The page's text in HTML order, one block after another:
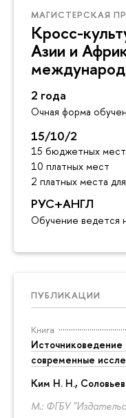
МАГИСТЕРСКАЯ
Кросс-
Азии и
2 года
Очная форма
15/10/2
15 бюджетных мест
10 платных мест
2 платных места
РУС+АНГЛ
Обучение ведется
ПУБЛИКАЦИИ
Книга
Источниковедение
современные
Ким Н. Н.,
М.: ФГБУ